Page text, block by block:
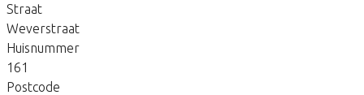
Straat
Weverstraat
Huisnummer
161
Postcode